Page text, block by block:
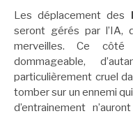
Les déplacement des
seront gérés par l’IA,
merveilles. Ce
dommageable,
particulièrement cruel
tomber sur un ennemi
d’entrainement